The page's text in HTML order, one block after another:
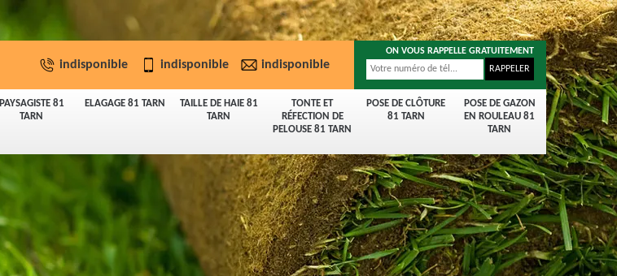
PAYSAGISTE 81
TARN
ELAGAGE 81 TARN
TAILLE DE HAIE 81
TARN
TONTE ET
RÉFECTION DE
PELOUSE 81 TARN
POSE DE CLÔTURE
81 TARN
POSE DE GAZON
EN ROULEAU 81
TARN
indisponible indisponible indisponible
ON VOUS RAPPELLE GRATUITEMENT